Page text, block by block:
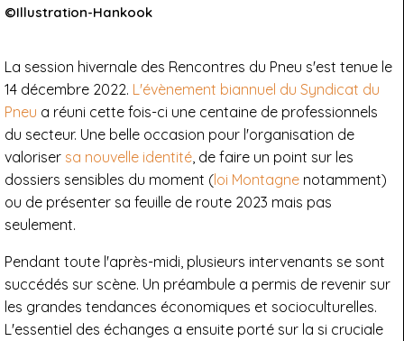
©Illustration-Hankook
La session hivernale des Rencontres du Pneu s'est tenue le
14 décembre 2022. L'évènement biannuel du Syndicat du
Pneu a réuni cette fois-ci une centaine de professionnels
du secteur. Une belle occasion pour l'organisation de
valoriser sa nouvelle identité , de faire un point sur les
dossiers sensibles du moment (loi Montagne notamment)
ou de présenter sa feuille de route 2023 mais pas
seulement.
Pendant toute l'après-midi, plusieurs intervenants se sont
succédés sur scène. Un préambule a permis de revenir sur
les grandes tendances économiques et socioculturelles.
L'essentiel des échanges a ensuite porté sur la si cruciale